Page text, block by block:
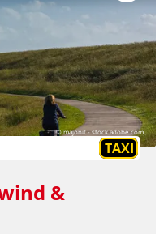
© majonit - stock.adobe.com
TAXI
&